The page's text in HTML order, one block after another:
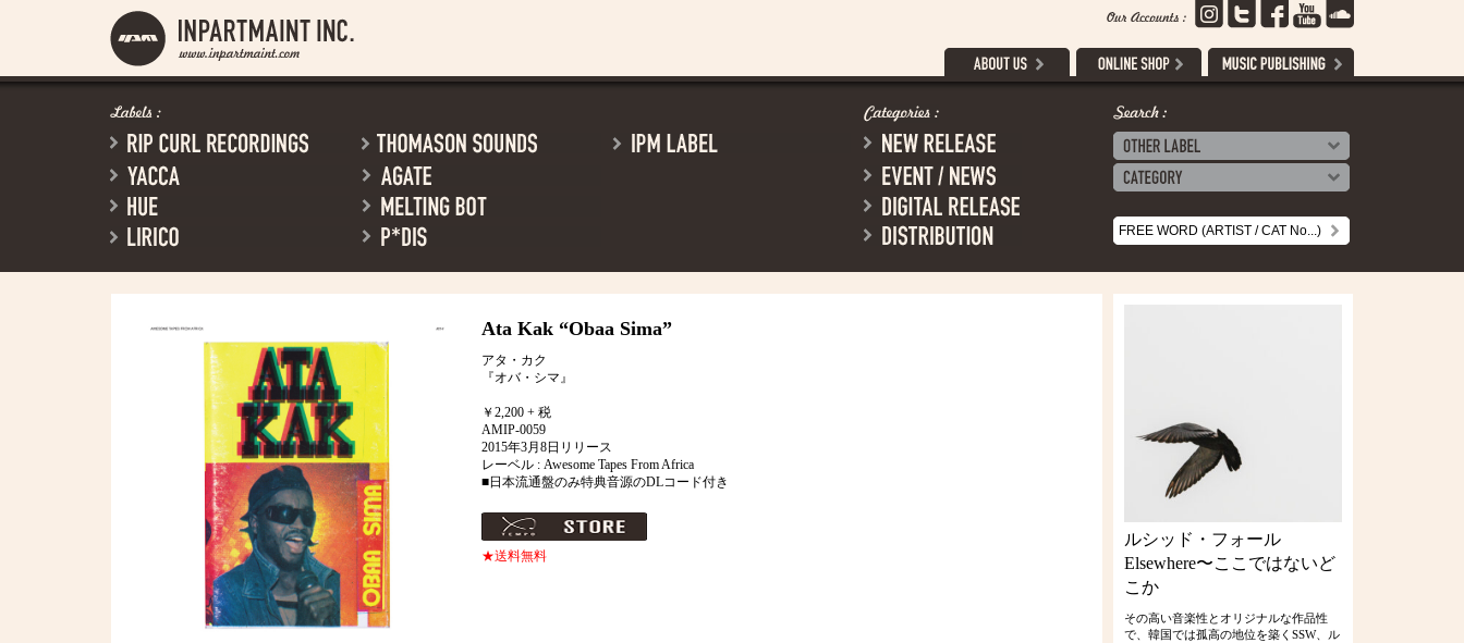
Ata Kak “Obaa Sima”
アタ・カク
『オバ・シマ』
￥2,200 + 税
AMIP-0059
2015年3月8日リリース
レーベル : Awesome Tapes From Africa
■日本流通盤のみ特典音源のDLコード付き
★送料無料
ルシッド・フォール
Elsewhere〜ここではないど
こか
その高い音楽性とオリジナルな作品性
で、韓国では孤高の地位を築くSSW、ル